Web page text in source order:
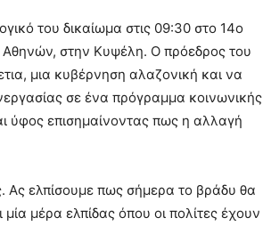
του δικαίωμα στις 09:30 στο 14ο
Αθηνών, στην Κυψέλη. Ο πρόεδρος του
μια κυβέρνηση αλαζονική και να
σε ένα πρόγραμμα κοινωνικής
ύφος επισημαίνοντας πως η αλλαγή
Ας ελπίσουμε πως σήμερα το βράδυ θα
μέρα ελπίδας όπου οι πολίτες έχουν